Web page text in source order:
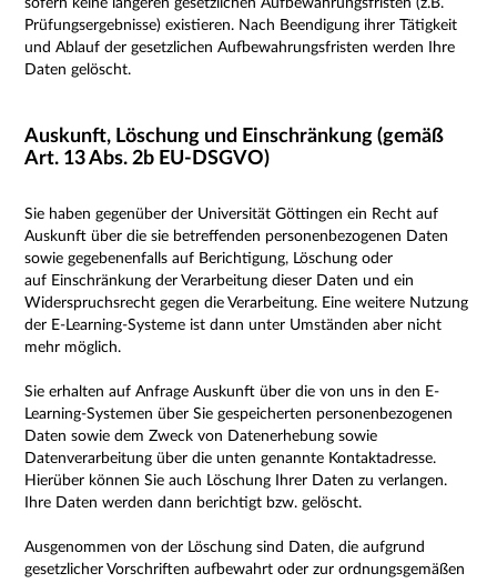
sofern keine längeren gesetzlichen Aufbewahrungsfristen (z.B.
Prüfungsergebnisse) existieren. Nach Beendigung ihrer Tätigkeit
und Ablauf der gesetzlichen Aufbewahrungsfristen werden Ihre
Daten gelöscht.
Auskunft, Löschung und Einschränkung (gemäß
Art. 13 Abs. 2b EU-DSGVO)
Sie haben gegenüber der Universität Göttingen ein Recht auf
Auskunft über die sie betreffenden personenbezogenen Daten
sowie gegebenenfalls auf Berichtigung, Löschung oder
auf Einschränkung der Verarbeitung dieser Daten und ein
Widerspruchsrecht gegen die Verarbeitung. Eine weitere Nutzung
der E-Learning-Systeme ist dann unter Umständen aber nicht
mehr möglich.
Sie erhalten auf Anfrage Auskunft über die von uns in den E-
Learning-Systemen über Sie gespeicherten personenbezogenen
Daten sowie dem Zweck von Datenerhebung sowie
Datenverarbeitung über die unten genannte Kontaktadresse.
Hierüber können Sie auch Löschung Ihrer Daten zu verlangen.
Ihre Daten werden dann berichtigt bzw. gelöscht.
Ausgenommen von der Löschung sind Daten, die aufgrund
gesetzlicher Vorschriften aufbewahrt oder zur ordnungsgemäßen